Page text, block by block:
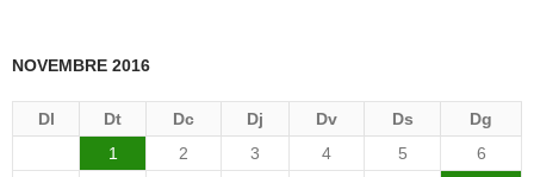
NOVEMBRE 2016
Dl Dt Dc Dj Dv Ds
Dg
1
2 3 4 5
6